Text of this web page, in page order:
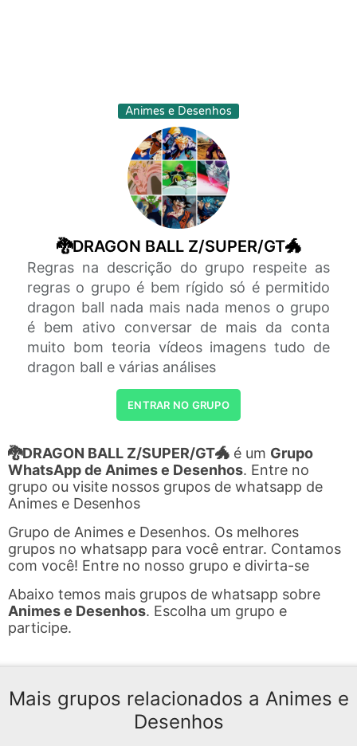
Animes e Desenhos
🐉DRAGON BALL Z/SUPER/GT🐲
Regras na descrição do grupo respeite as
regras o grupo é bem rígido só é permitido
dragon ball nada mais nada menos o grupo
é bem ativo conversar de mais da conta
muito bom teoria vídeos imagens tudo de
dragon ball e várias análises
ENTRAR NO GRUPO
🐉DRAGON BALL Z/SUPER/GT🐲 é um Grupo
WhatsApp de Animes e Desenhos. Entre no
grupo ou visite nossos grupos de whatsapp de
Animes e Desenhos
Grupo de Animes e Desenhos. Os melhores
grupos no whatsapp para você entrar. Contamos
com você! Entre no nosso grupo e divirta-se
Abaixo temos mais grupos de whatsapp sobre
Animes e Desenhos. Escolha um grupo e
participe.
Mais grupos relacionados a Animes e
Desenhos